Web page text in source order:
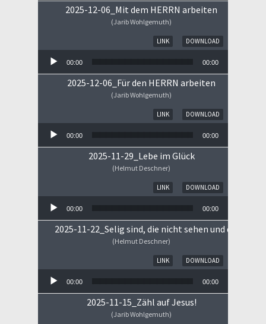
2025-12-06_Mit dem HERRN arbeiten
(Jarib Wohlgemuth)
DOWNLOAD
LINK
00:00 00:00
2025-12-06_Für den HERRN arbeiten
(Jarib Wohlgemuth)
DOWNLOAD
LINK
00:00 00:00
2025-11-29_Lebe im Glück
(Helmut Deschner)
DOWNLOAD
LINK
00:00 00:00
2025-11-22_Selig sind, die nicht sehen und doch
(Helmut Deschner)
DOWNLOAD
LINK
00:00 00:00
2025-11-15_Zähl auf Jesus!
(Jarib Wohlgemuth)